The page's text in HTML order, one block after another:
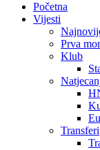
Početna
Vijesti
Prva
Klub
Transferi